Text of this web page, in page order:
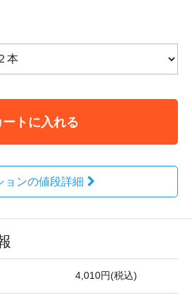
ートに入れる
ョンの値段詳細
4,010円(税込)